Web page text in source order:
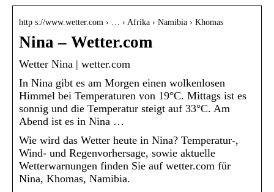
http s://www.wetter.com › … › Afrika › Namibia › Khomas
Nina – Wetter.com
Wetter Nina | wetter.com
In Nina gibt es am Morgen einen wolkenlosen
Himmel bei Temperaturen von 19°C. Mittags ist es
sonnig und die Temperatur steigt auf 33°C. Am
Abend ist es in Nina …
Wie wird das Wetter heute in Nina? Temperatur-,
Wind- und Regenvorhersage, sowie aktuelle
Wetterwarnungen finden Sie auf wetter.com für
Nina, Khomas, Namibia.